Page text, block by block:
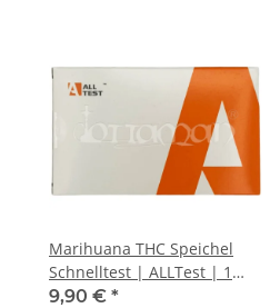
Marihuana THC Speichel
Schnelltest | ALLTest | 1
Stk.
9,90 € *